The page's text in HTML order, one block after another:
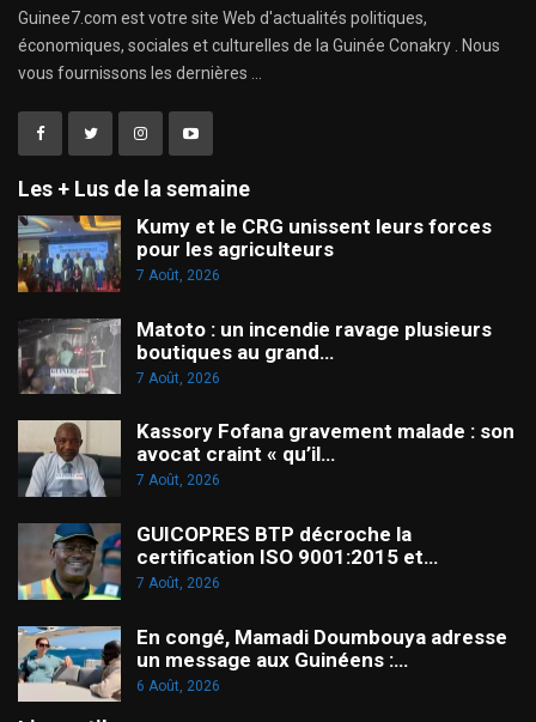
Guinee7.com est votre site Web d'actualités politiques,
économiques, sociales et culturelles de la Guinée Conakry . Nous
vous fournissons les dernières ...
Les + Lus de la semaine
Kumy et le CRG unissent leurs forces
pour les agriculteurs
7 Août, 2026
Matoto : un incendie ravage plusieurs
boutiques au grand…
7 Août, 2026
Kassory Fofana gravement malade : son
avocat craint « qu’il…
7 Août, 2026
GUICOPRES BTP décroche la
certification ISO 9001:2015 et…
7 Août, 2026
En congé, Mamadi Doumbouya adresse
un message aux Guinéens :…
6 Août, 2026